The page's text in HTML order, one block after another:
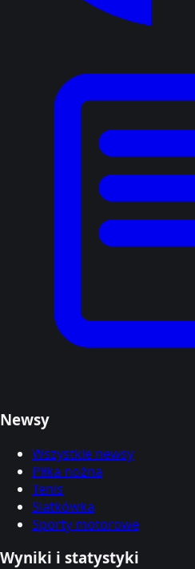
Newsy
Wszystkie newsy
Piłka nożna
Tenis
Siatkówka
Sporty motorowe
Wyniki i statystyki